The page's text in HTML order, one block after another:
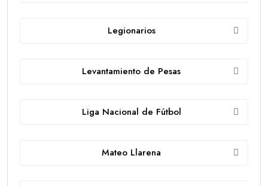
Legionarios
Levantamiento de Pesas
Liga Nacional de Fútbol
Mateo Llarena